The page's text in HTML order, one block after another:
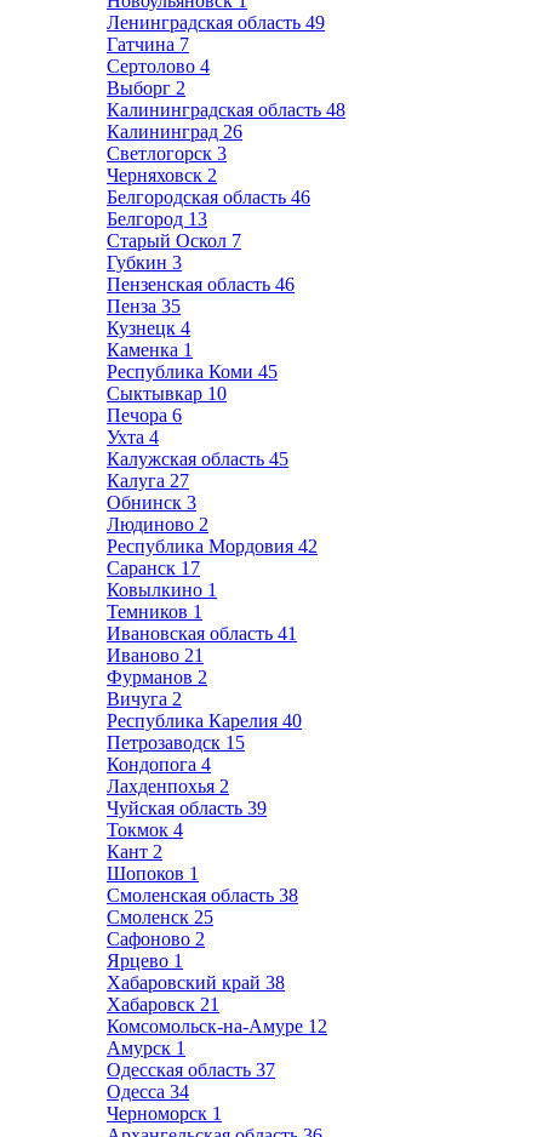
Ленинградская область 49
Гатчина 7
Сертолово 4
Выборг 2
Калининградская область 48
Калининград 26
Светлогорск 3
Черняховск 2
Белгородская область 46
Белгород 13
Старый Оскол 7
Губкин 3
Пензенская область 46
Пенза 35
Кузнецк 4
Каменка 1
Республика Коми 45
Сыктывкар 10
Печора 6
Ухта 4
Калужская область 45
Калуга 27
Обнинск 3
Людиново 2
Республика Мордовия 42
Саранск 17
Ковылкино 1
Темников 1
Ивановская область 41
Иваново 21
Фурманов 2
Вичуга 2
Республика Карелия 40
Петрозаводск 15
Кондопога 4
Лахденпохья 2
Чуйская область 39
Токмок 4
Кант 2
Шопоков 1
Смоленская область 38
Смоленск 25
Сафоново 2
Ярцево 1
Хабаровский край 38
Хабаровск 21
Комсомольск-на-Амуре 12
Амурск 1
Одесская область 37
Одесса 34
Черноморск 1